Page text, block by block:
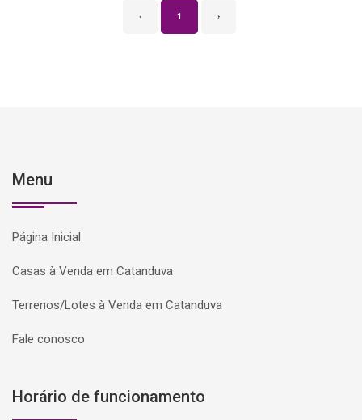
‹ 1 ›
Menu
Página Inicial
Casas à Venda em Catanduva
Terrenos/Lotes à Venda em Catanduva
Fale conosco
Horário de funcionamento